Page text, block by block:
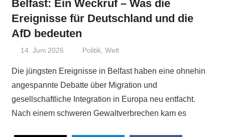
Belfast: Ein Weckruf – Was die
Ereignisse für Deutschland und die
AfD bedeuten
14. Juni 2026 Niki Vogt
Politik ,Welt
Die jüngsten Ereignisse in Belfast haben eine ohnehin
angespannte Debatte über Migration und
gesellschaftliche Integration in Europa neu entfacht.
Nach einem schweren Gewaltverbrechen kam es